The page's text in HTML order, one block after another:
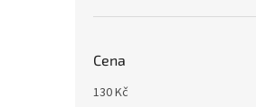
Cena
130Kč